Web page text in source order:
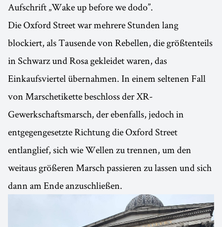
Aufschrift „Wake up before we dodo”.
Die Oxford Street war mehrere Stunden lang
blockiert, als Tausende von Rebellen, die größtenteils
in Schwarz und Rosa gekleidet waren, das
Einkaufsviertel übernahmen. In einem seltenen Fall
von Marschetikette beschloss der XR-
Gewerkschaftsmarsch, der ebenfalls, jedoch in
entgegengesetzte Richtung die Oxford Street
entlanglief, sich wie Wellen zu trennen, um den
weitaus größeren Marsch passieren zu lassen und sich
dann am Ende anzuschließen.